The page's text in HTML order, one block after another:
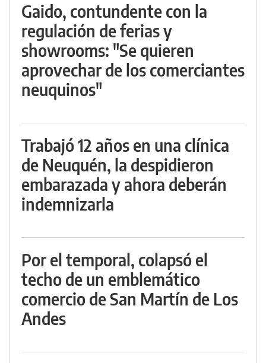
Gaido, contundente con la
regulación de ferias y
showrooms: "Se quieren
aprovechar de los comerciantes
neuquinos"
Trabajó 12 años en una clínica
de Neuquén, la despidieron
embarazada y ahora deberán
indemnizarla
Por el temporal, colapsó el
techo de un emblemático
comercio de San Martín de Los
Andes